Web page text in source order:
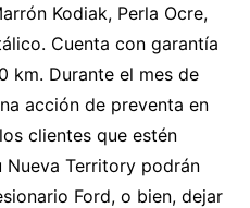
Kodiak, Perla Ocre,
Cuenta con garantía
km. Durante el mes de
acción de preventa en
clientes que estén
Nueva Territory podrán
Ford, o bien, dejar